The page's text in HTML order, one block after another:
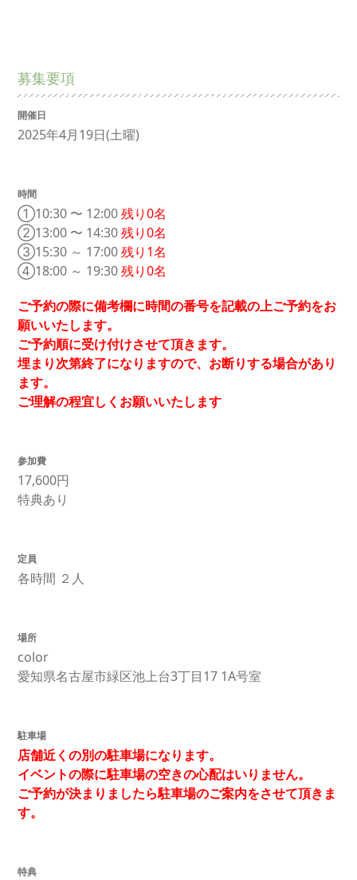
募集要項
開催日
2025年4月19日(土曜)
時間
①10:30 〜 12:00残り0名
②13:00 〜 14:30残り0名
③15:30 ～ 17:00残り1名
④18:00 ～ 19:30残り0名
ご予約の際に備考欄に時間の番号を記載の上ご予約をお
願いいたします。
ご予約順に受け付けさせて頂きます。
埋まり次第終了になりますので、お断りする場合があり
ます。
ご理解の程宜しくお願いいたします
参加費
17,600円
特典あり
定員
各時間 ２人
場所
color
愛知県名古屋市緑区池上台3丁目17 1A号室
駐車場
店舗近くの別の駐車場になります。
イベントの際に駐車場の空きの心配はいりません。
ご予約が決まりましたら駐車場のご案内をさせて頂きま
す。
特典